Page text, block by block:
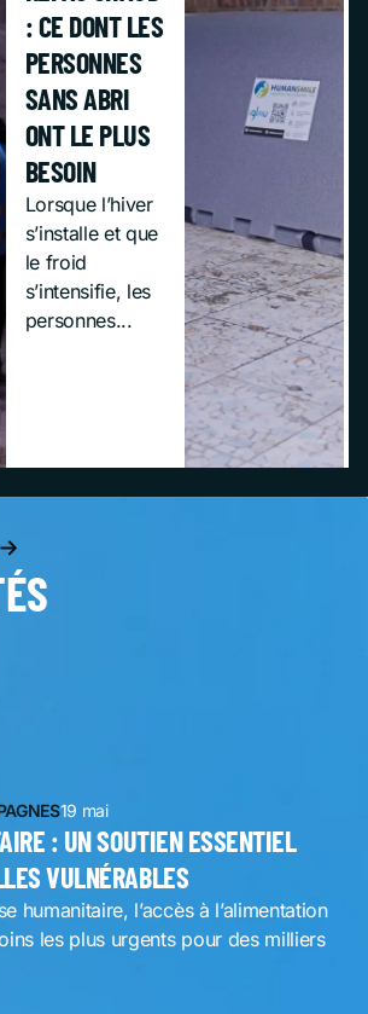
: CE DONT LES
PERSONNES
SANS ABRI
ONT LE PLUS
BESOIN
Lorsque l’hiver
s’installe et que
le froid
s’intensifie, les
personnes...
19 mai
: UN SOUTIEN ESSENTIEL
VULNÉRABLES
humanitaire, l’accès à l’alimentation
les plus urgents pour des milliers